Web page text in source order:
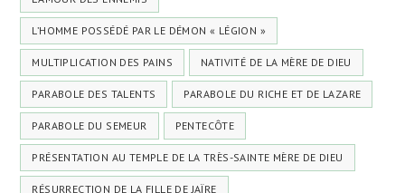
L’HOMME POSSÉDÉ PAR LE DÉMON « LÉGION »
MULTIPLICATION DES PAINS NATIVITÉ DE LA MÈRE DE DIEU
PARABOLE DES TALENTS PARABOLE DU RICHE ET DE LAZARE
PARABOLE DU SEMEUR PENTECÔTE
PRÉSENTATION AU TEMPLE DE LA TRÈS-SAINTE MÈRE DE DIEU
RÉSURRECTION DE LA FILLE DE JAÏRE